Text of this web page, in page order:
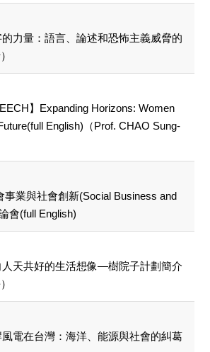
的力量：語言、論述和恐怖主義威脅的
】Expanding Horizons: Women
English)（Prof. CHAO Sung-
事業與社會創新(Social Business and
會(full English)
人天共好的生活想像—樹院子計劃簡介
風電在台灣：海洋、能源與社會的糾葛